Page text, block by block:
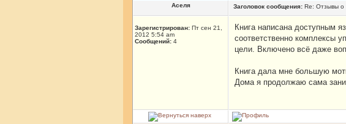
Аселя Заголовок сообщения: Re: Отзывы о
Зарегистрирован: Пт сен 21,
2012 5:54 am
Сообщений: 4
Книга написана доступным
соответственно комплексы
цели. Включено всё даже
Книга дала мне большую
Дома я продолжаю сама